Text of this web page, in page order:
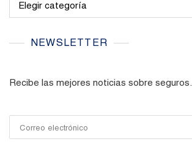
NEWSLETTER
Recibe las mejores noticias sobre seguros.